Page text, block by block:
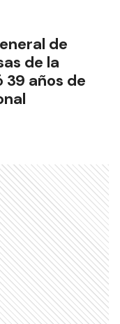
de
de la
años de